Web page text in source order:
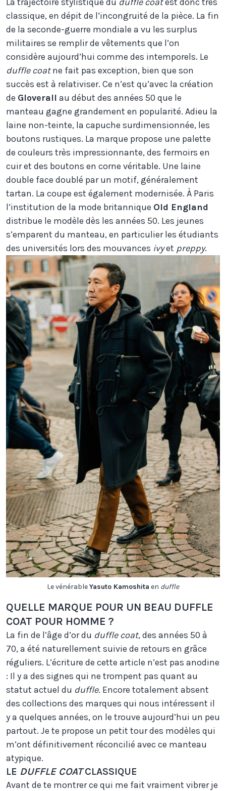
classique, en dépit de l’incongruité de la pièce. La fin
de la seconde-guerre mondiale a vu les surplus
militaires se remplir de vêtements que l’on
considère aujourd’hui comme des intemporels. Le
duffle coatne fait pas exception, bien que son
succès est à relativiser. Ce n’est qu’avec la création
de Gloverall au début des années 50 que le
manteau gagne grandement en popularité. Adieu la
laine non-teinte, la capuche surdimensionnée, les
boutons rustiques. La marque propose une palette
de couleurs très impressionnante, des fermoirs en
cuir et des boutons en corne véritable. Une laine
double face doublé par un motif, généralement
tartan. La coupe est également modernisée. À Paris
l’institution de la mode britannique Old England
distribue le modèle dès les années 50. Les jeunes
s’emparent du manteau, en particulier les étudiants
des universités lors des mouvances ivyet preppy.
Le vénérableYasuto Kamoshita en duffle
QUELLE MARQUE POUR UN BEAU DUFFLE
COAT POUR HOMME ?
La fin de l’âge d’or du duffle coat, des années 50 à
70, a été naturellement suivie de retours en grâce
réguliers. L’écriture de cette article n’est pas anodine
: Il y a des signes qui ne trompent pas quant au
statut actuel du duffle. Encore totalement absent
des collections des marques qui nous intéressent il
y a quelques années, on le trouve aujourd’hui un peu
partout. Je te propose un petit tour des modèles qui
m’ont définitivement réconcilié avec ce manteau
atypique.
LE DUFFLE COATCLASSIQUE
Avant de te montrer ce qui me fait vraiment vibrer je